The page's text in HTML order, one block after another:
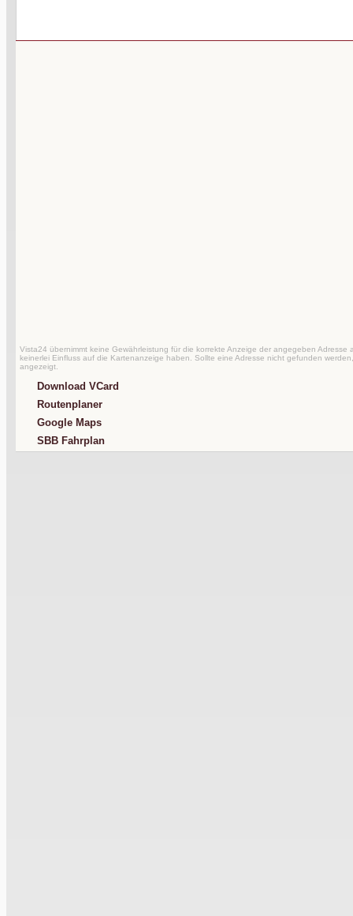
Vista24 übernimmt keine Gewährleistung für die korrekte Anzeige der angegeben Adresse
keinerlei Einfluss auf die Kartenanzeige haben. Sollte eine Adresse nicht gefunden
angezeigt.
Download VCard
Routenplaner
Google Maps
SBB Fahrplan